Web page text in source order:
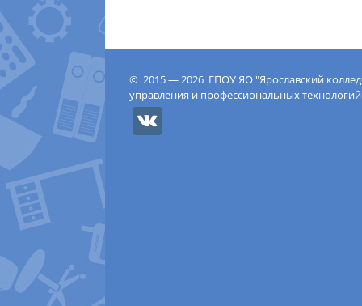
© 2015 — 2026 ГПОУ ЯО "Ярославский
управления и профессиональных